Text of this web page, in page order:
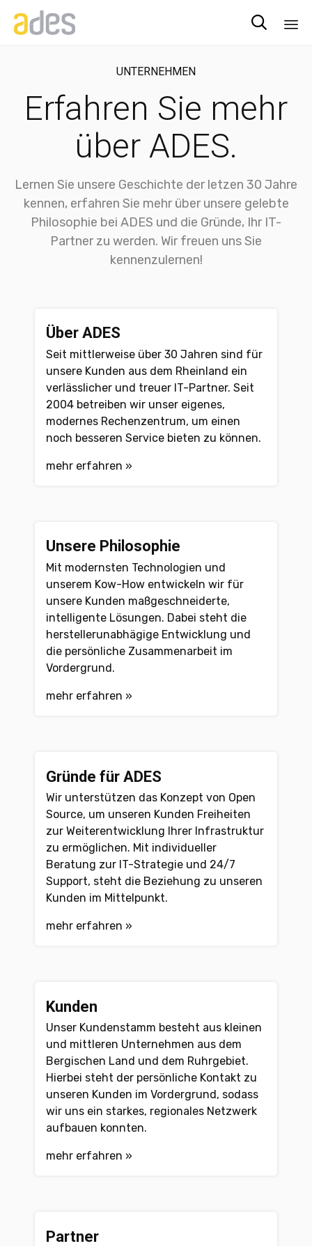

UNTERNEHMEN
Erfahren Sie mehr
über ADES.
Lernen Sie unsere Geschichte der letzen 30 Jahre
kennen, erfahren Sie mehr über unsere gelebte
Philosophie bei ADES und die Gründe, Ihr IT-
Partner zu werden. Wir freuen uns Sie
kennenzulernen!
Über ADES
Seit mittlerweise über 30 Jahren sind für
unsere Kunden aus dem Rheinland ein
verlässlicher und treuer IT-Partner. Seit
2004 betreiben wir unser eigenes,
modernes Rechenzentrum, um einen
noch besseren Service bieten zu können.
mehr erfahren »
Unsere Philosophie
Mit modernsten Technologien und
unserem Kow-How entwickeln wir für
unsere Kunden maßgeschneiderte,
intelligente Lösungen. Dabei steht die
herstellerunabhägige Entwicklung und
die persönliche Zusammenarbeit im
Vordergrund.
mehr erfahren »
Gründe für ADES
Wir unterstützen das Konzept von Open
Source, um unseren Kunden Freiheiten
zur Weiterentwicklung Ihrer Infrastruktur
zu ermöglichen. Mit individueller
Beratung zur IT-Strategie und 24/7
Support, steht die Beziehung zu unseren
Kunden im Mittelpunkt.
mehr erfahren »
Kunden
Unser Kundenstamm besteht aus kleinen
und mittleren Unternehmen aus dem
Bergischen Land und dem Ruhrgebiet.
Hierbei steht der persönliche Kontakt zu
unseren Kunden im Vordergrund, sodass
wir uns ein starkes, regionales Netzwerk
aufbauen konnten.
mehr erfahren »
Partner